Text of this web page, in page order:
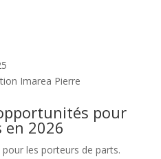
Imarea Pierre
pour
en 2026
pour les porteurs de parts.